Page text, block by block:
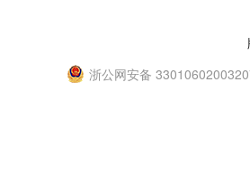
浙公网安备